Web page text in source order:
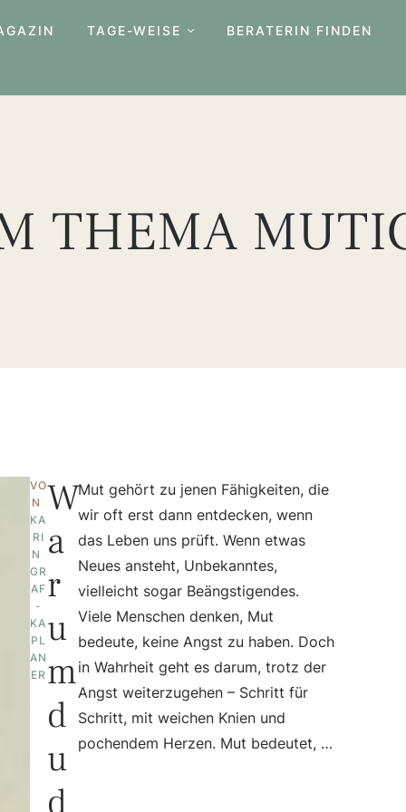
TAGE-WEISE BERATERIN FINDEN
THEMA
VO
N
KA
RI
N
GR
AF
-
KA
PL
AN
ER
W
a
r
u
m
d
u
Mut gehört zu jenen Fähigkeiten, die
wir oft erst dann entdecken, wenn
das Leben uns prüft. Wenn etwas
Neues ansteht, Unbekanntes,
vielleicht sogar Beängstigendes.
Viele Menschen denken, Mut
bedeute, keine Angst zu haben. Doch
in Wahrheit geht es darum, trotz der
Angst weiterzugehen – Schritt für
Schritt, mit weichen Knien und
pochendem Herzen. Mut bedeutet, …